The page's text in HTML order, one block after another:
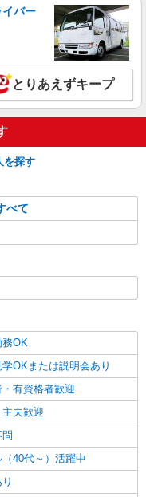
ド）
（規定あり） ※給与
駅】福島交通飯坂線「笹
詳細を見る
ルケア事業部/仙台オフィ
ド）
（規定あり） ※給与
詳細を見る
ルケア事業部/仙台オフィ
ド）
（規定あり） ※給与
駅】福島交通飯坂線「上
バー
とりあえずキープ
を探す
べて
務OK
OKまたは説明会あり
有資格者歓迎
主夫歓迎
（40代～）活躍中